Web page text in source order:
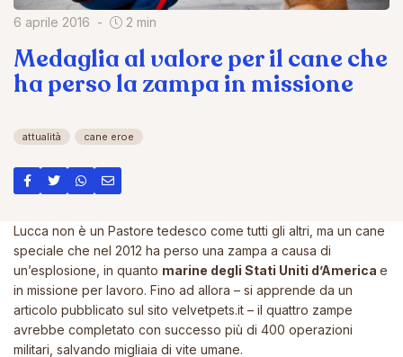
6 aprile 2016 2 min
Medaglia al valore per il cane che
ha perso la zampa in missione
attualità cane eroe
Lucca non è un Pastore tedesco come tutti gli altri, ma un cane
speciale che nel 2012 ha perso una zampa a causa di
un’esplosione, in quanto marine degli Stati Uniti d’America e
in missione per lavoro. Fino ad allora – si apprende da un
articolo pubblicato sul sito velvetpets.it – il quattro zampe
avrebbe completato con successo più di 400 operazioni
militari, salvando migliaia di vite umane.